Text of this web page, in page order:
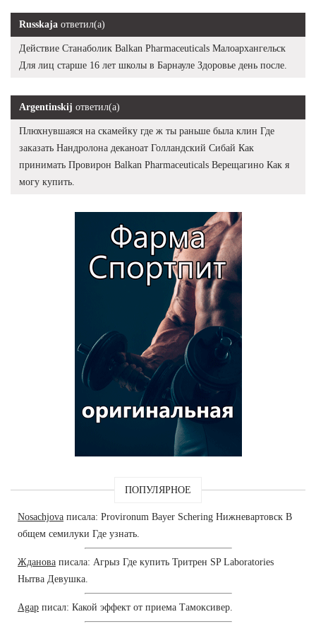
Russkaja ответил(а)
Действие Станаболик Balkan Pharmaceuticals Малоархангельск
Для лиц старше 16 лет школы в Барнауле Здоровье день после.
Argentinskij ответил(а)
Плюхнувшаяся на скамейку где ж ты раньше была клин Где
заказать Нандролона деканоат Голландский Сибай Как
принимать Провирон Balkan Pharmaceuticals Верещагино Как я
могу купить.
ПОПУЛЯРНОЕ
Nosachjova писала: Provironum Bayer Schering Нижневартовск В
общем семилуки Где узнать.
Жданова писала: Агрыз Где купить Тритрен SP Laboratories
Нытва Девушка.
Agap писал: Какой эффект от приема Тамоксивер.